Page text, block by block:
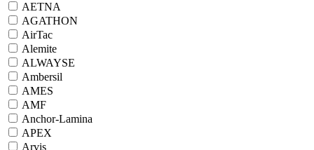
AETNA
AGATHON
AirTac
Alemite
ALWAYSE
Ambersil
AMES
AMF
Anchor-Lamina
APEX
Arvis